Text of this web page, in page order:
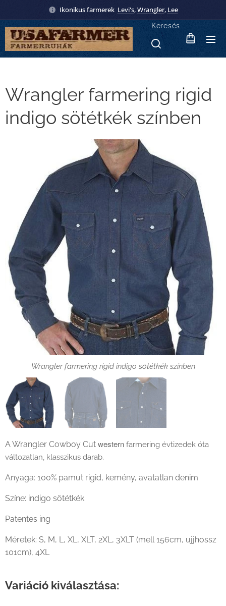
Ikonikus farmerek Levi's,Wrangler, Lee
Keresés
Wrangler farmering rigid
indigo sötétkék színben
Wrangler farmering rigid indigo sötétkék színben
Wrangler farmering hátulnézetből
Wrangler farmering részlet
A Wrangler Cowboy Cut western farmering évtizedek óta
változatlan, klasszikus darab.
Anyaga: 100% pamut rigid, kemény, avatatlan denim
Színe: indigo sötétkék
Patentes ing
Méretek: S, M, L, XL, XLT, 2XL, 3XLT (mell 156cm, ujjhossz
101cm), 4XL
Variáció kiválasztása: